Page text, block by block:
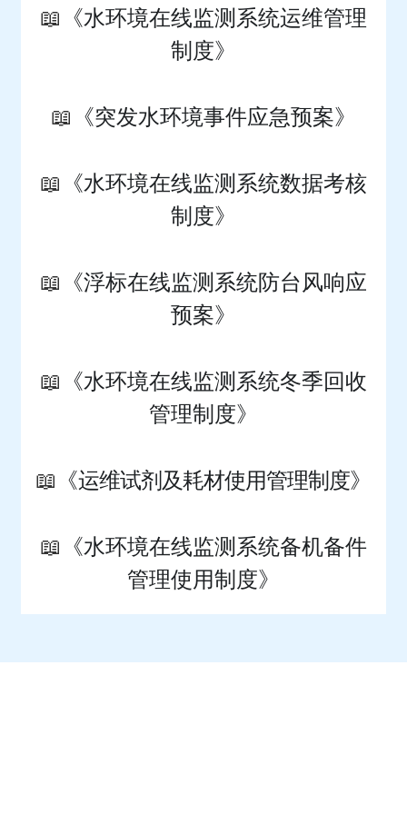
📖 《水环境在线监测系统运维管理
制度》
📖 《突发水环境事件应急预案》
📖 《水环境在线监测系统数据考核
制度》
📖 《浮标在线监测系统防台风响应
预案》
📖 《水环境在线监测系统冬季回收
管理制度》
📖 《运维试剂及耗材使用管理制度》
📖 《水环境在线监测系统备机备件
管理使用制度》